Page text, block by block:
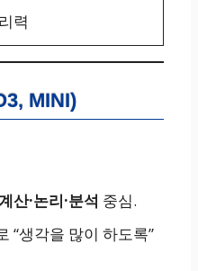
력
MINI)
산·논리·분석 중심.
“생각을 많이 하도록”